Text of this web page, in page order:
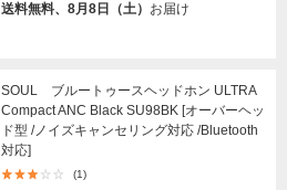
送料無料、8月8日（土） お届け
SOUL ブルートゥースヘッドホン ULTRA
Compact ANC Black SU98BK [オーバーヘッ
ド型 /ノイズキャンセリング対応 /Bluetooth
対応]
(1)